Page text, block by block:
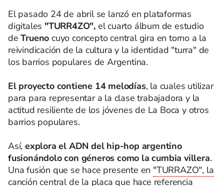
El pasado 24 de abril se lanzó en plataformas
digitales "TURR4ZO", el cuarto álbum de estudio
deTrueno cuyo concepto central gira en torno a la
reivindicación de la cultura y la identidad "turra" de
los barrios populares de Argentina.
El proyecto contiene 14 melodías, la cuales utilizar
para para representar a la clase trabajadora y la
actitud resiliente de los jóvenes de La Boca y otros
barrios populares.
Así, explora el ADN del hip-hop argentino
fusionándolo con géneros como la cumbia villera.
Una fusión que se hace presente en "TURRAZO", la
canción centralde la placa que hace referencia